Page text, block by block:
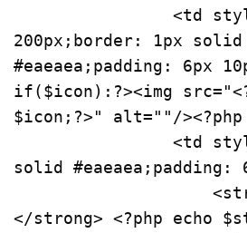
<td
200px;border: 1px solid
#eaeaea;padding: 6px
if ( $icon ): ?><img src= "
$icon ; ?> " alt= "" /><?php
<td
solid #eaeaea;padding:
<
</strong> <?php echo